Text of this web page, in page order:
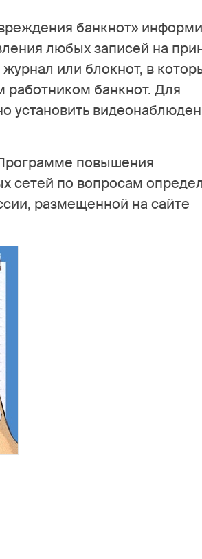
банкнот»
любых записей на
или блокнот, в
банкнот. Для
установить
повышения
сетей по вопросам
размещенной на сайте